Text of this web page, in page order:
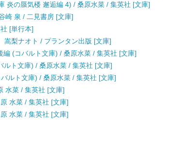
炎の蜃気楼 邂逅編 4) / 桑原水菜 / 集英社 [文庫]
崎 泉 / 二見書房 [文庫]
[単行本]
嵩梨ナオト / プランタン出版 [文庫]
(コバルト文庫) / 桑原水菜 / 集英社 [文庫]
ルト文庫) / 桑原水菜 / 集英社 [文庫]
ルト文庫) / 桑原水菜 / 集英社 [文庫]
水菜 / 集英社 [文庫]
水菜 / 集英社 [文庫]
水菜 / 集英社 [文庫]